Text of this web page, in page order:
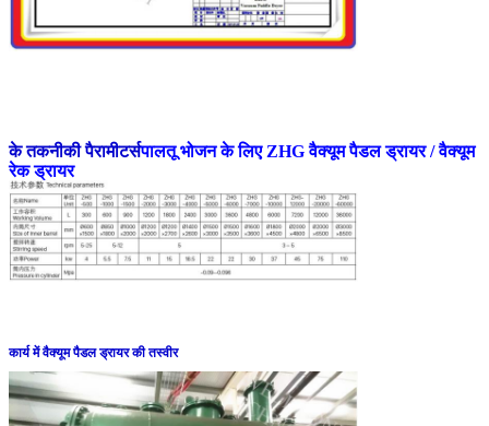
के तकनीकी पैरामीटर्सपालतू भोजन के लिए ZHG वैक्यूम पैडल ड्रायर / वैक्यूम
रेक ड्रायर
कार्य में वैक्यूम पैडल ड्रायर की तस्वीर